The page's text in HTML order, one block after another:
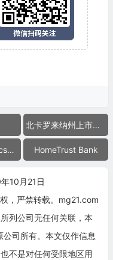
北卡罗来纳州上市公司
HomeTrust Bancshares Inc. HomeTrust Bank
10月21日
，严禁转载。mg21.com
列公司无任何关联，本
司所有。本文仅作信息
不是对任何受限地区用